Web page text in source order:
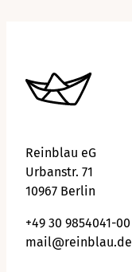
Reinblau eG
Urbanstr. 71
10967 Berlin
+49 30 9854041-00
mail@reinblau.de